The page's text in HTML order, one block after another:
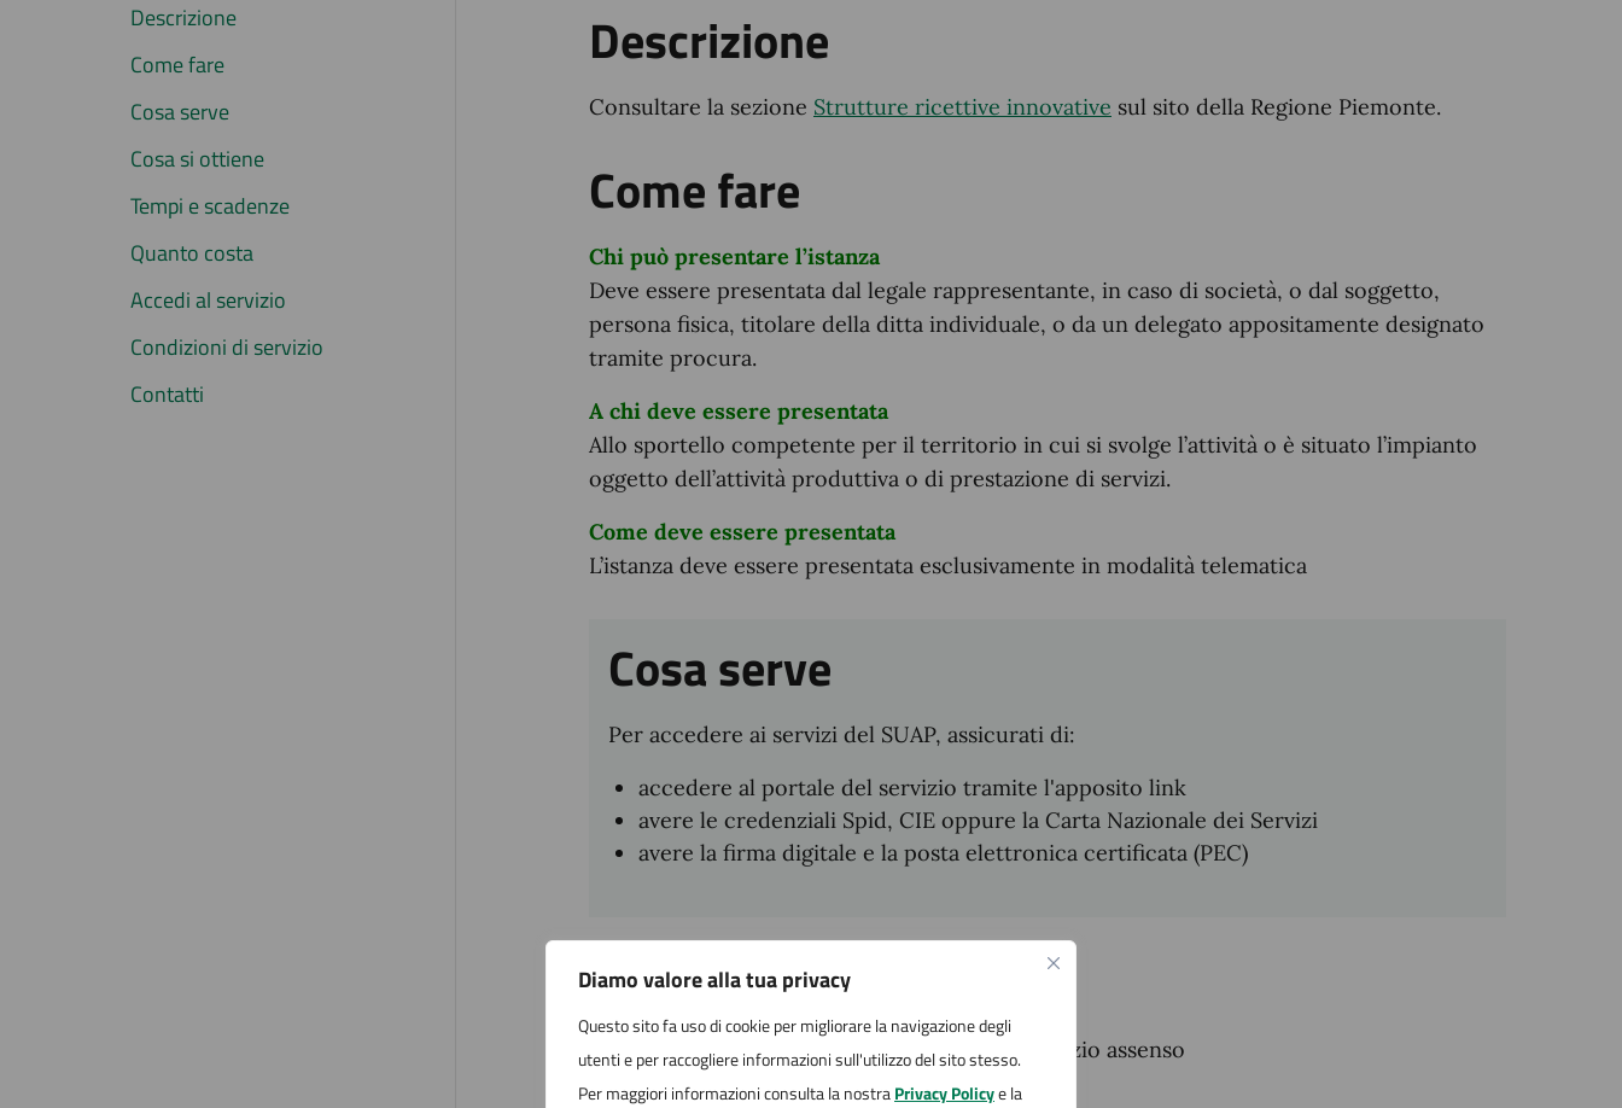
Diamo valore alla tua privacy
Questo sito fa uso di cookie per migliorare la navigazione degli
utenti e per raccogliere informazioni sull'utilizzo del sito stesso.
Per maggiori informazioni consulta la nostraPrivacy Policye la
Descrizione
Come fare
Cosa serve
Cosa si ottiene
Tempi e scadenze
Quanto costa
Accedi al servizio
Condizioni di servizio
Contatti
Descrizione
Consultare la sezione Strutture ricettive innovative sul sito della Regione Piemonte.
Come fare
Chi può presentare l’istanza
Deve essere presentata dal legale rappresentante, in caso di società, o dal soggetto,
persona fisica, titolare della ditta individuale, o da un delegato appositamente designato
tramite procura.
A chi deve essere presentata
Allo sportello competente per il territorio in cui si svolge l’attività o è situato l’impianto
oggetto dell’attività produttiva o di prestazione di servizi.
Come deve essere presentata
L’istanza deve essere presentata esclusivamente in modalità telematica
Cosa serve
Per accedere ai servizi del SUAP, assicurati di:
accedere al portale del servizio tramite l'apposito link
avere le credenziali Spid, CIE oppure la Carta Nazionale dei Servizi
avere la firma digitale e la posta elettronica certificata (PEC)
Cosa si ottiene
Rilascio di provvedimento dove previsto o silenzio assenso